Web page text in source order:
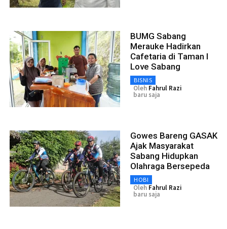
BUMG Sabang
Merauke Hadirkan
Cafetaria di Taman I
Love Sabang
BISNIS
Oleh Fahrul Razi
baru saja
Gowes Bareng GASAK
Ajak Masyarakat
Sabang Hidupkan
Olahraga Bersepeda
HOBI
Oleh Fahrul Razi
baru saja